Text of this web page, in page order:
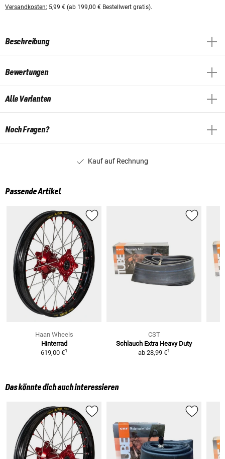
Versandkosten: 5,99 € (ab 199,00 € Bestellwert gratis).
Beschreibung
Bewertungen
Alle Varianten
Noch Fragen?
Kauf auf Rechnung
Passende Artikel
Haan Wheels
Hinterrad
619,00 €1
CST
Schlauch Extra Heavy Duty
ab 28,99 €1
Das könnte dich auch interessieren